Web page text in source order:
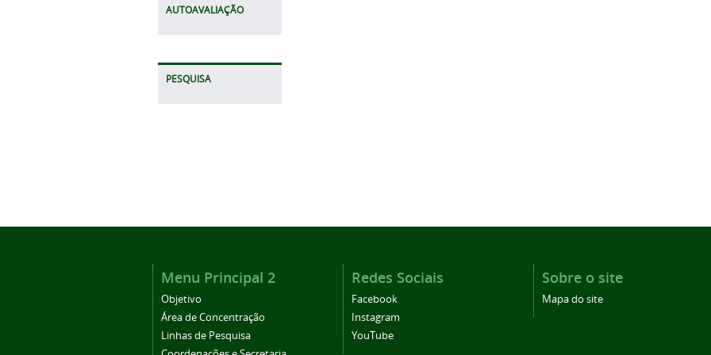
AUTOAVALIAÇÃO
PESQUISA
Menu Principal 2
Objetivo
Área de Concentração
Linhas de Pesquisa
Redes Sociais
Facebook
Instagram
YouTube
Sobre o site
Mapa do site